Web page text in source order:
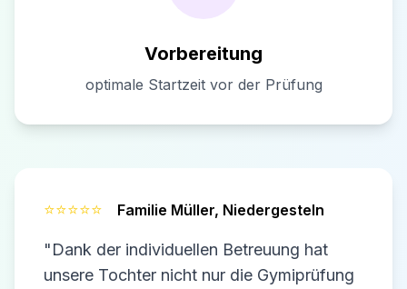
Vorbereitung
optimale Startzeit vor der Prüfung
⭐⭐⭐⭐⭐ Familie Müller, Niedergesteln
"Dank der individuellen Betreuung hat
unsere Tochter nicht nur die Gymiprüfung